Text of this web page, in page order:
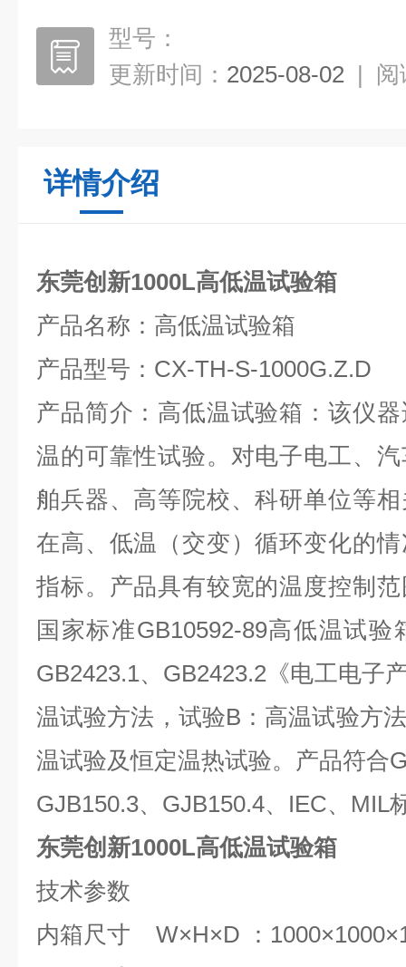
型号：
更新时间： 2025-08-02 | 阅
详情介绍
东莞创新1000L高低温试验箱
产品名称：高低温试验箱
产品型号：CX-TH-S-1000G.Z.D
产品简介：高低温试验箱：该仪
温的可靠性试验。对电子电工、
舶兵器、高等院校、科研单位等
在高、低温（交变）循环变化的
指标。产品具有较宽的温度控制
国家标准GB10592-89高低温试
GB2423.1、GB2423.2《电工电子
温试验方法，试验B：高温试验方
温试验及恒定温热试验。产品符合
GJB150.3、GJB150.4、IEC、
东莞创新1000L高低温试验箱
技术参数
内箱尺寸 W×H×D ：